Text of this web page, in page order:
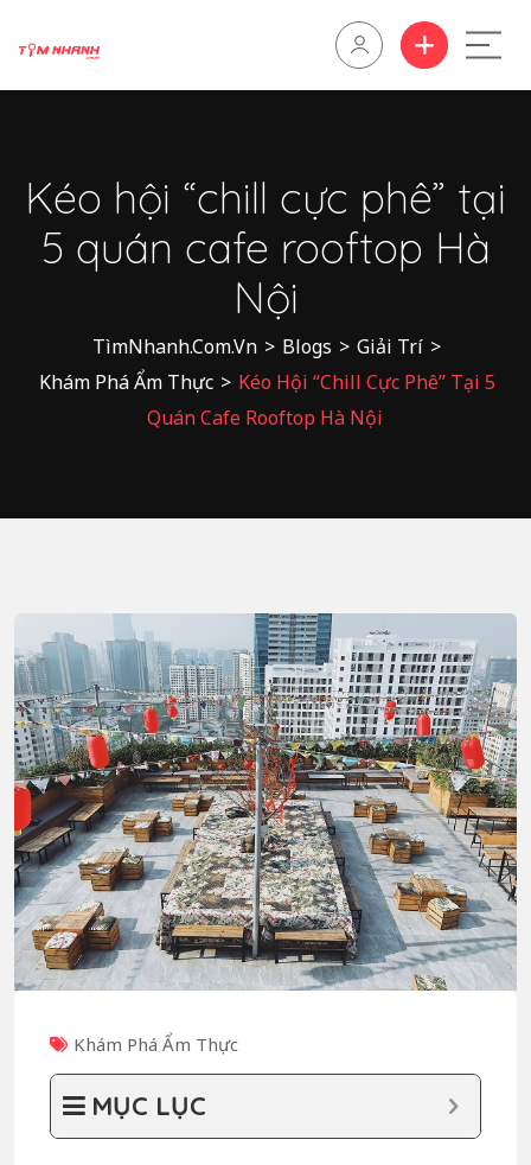
Kéo hội “chill cực phê” tại
5 quán cafe rooftop Hà
Nội
TìmNhanh.Com.Vn > Blogs > Giải Trí >
Khám Phá Ẩm Thực > Kéo Hội “chill Cực Phê” Tại 5
Quán Cafe Rooftop Hà Nội
Khám Phá Ẩm Thực
MỤC LỤC